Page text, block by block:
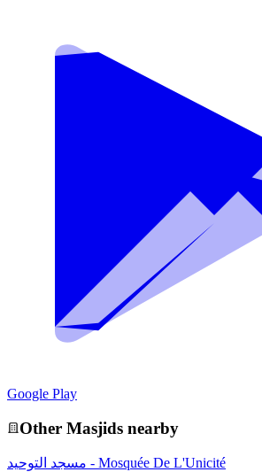
Google Play
Other Masjids nearby
مسجد التوحيد - Mosquée De L'Unicité